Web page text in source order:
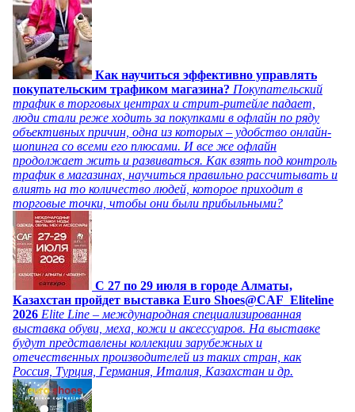
Как научиться эффективно управлять
покупательским трафиком магазина? Покупательский
трафик в торговых центрах и стрит-ритейле падает,
люди стали реже ходить за покупками в офлайн по ряду
объективных причин, одна из которых – удобство онлайн-
шопинга со всеми его плюсами. И все же офлайн
продолжает жить и развиваться. Как взять под контроль
трафик в магазинах, научиться правильно рассчитывать и
влиять на то количество людей, которое приходит в
торговые точки, чтобы они были прибыльными?
C 27 по 29 июля в городе Алматы,
Казахстан пройдет выставка Euro Shoes@CAF_Eliteline
2026 Elite Line – международная специализированная
выставка обуви, меха, кожи и аксессуаров. На выставке
будут представлены коллекции зарубежных и
отечественных производителей из таких стран, как
Россия, Турция, Германия, Италия, Казахстан и др.